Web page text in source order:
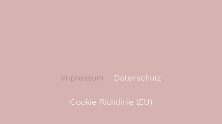
Impressum Datenschutz
Cookie-Richtlinie (EU)